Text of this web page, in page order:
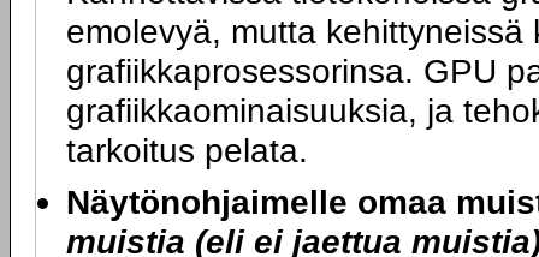
emolevyä, mutta
grafiikkaprosessorinsa. GPU
grafiikkaominaisuuksia, ja
tarkoitus pelata.
Näytönohjaimelle omaa
muistia (eli ei jaettua